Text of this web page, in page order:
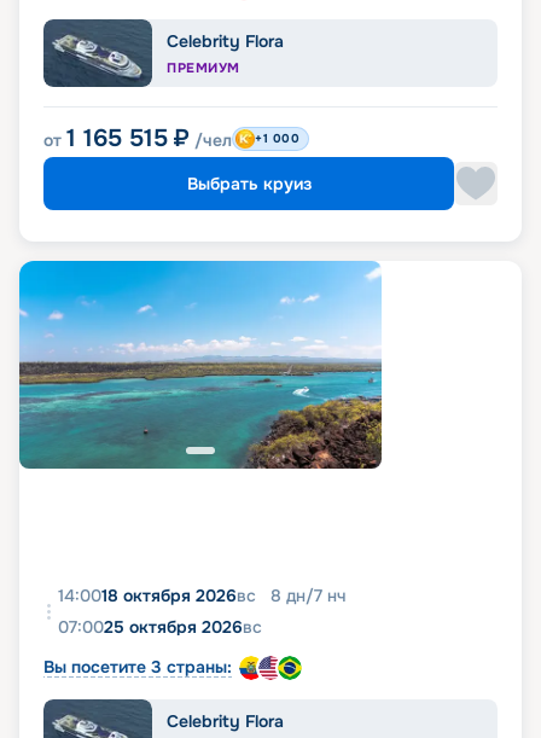
Celebrity Flora
ПРЕМИУМ
от 1 165 515 ₽ /чел +1 000
Выбрать круиз
14:0018 октября 2026вс 8 дн/7 нч
07:0025 октября 2026вс
Вы посетите 3 страны:
Celebrity Flora